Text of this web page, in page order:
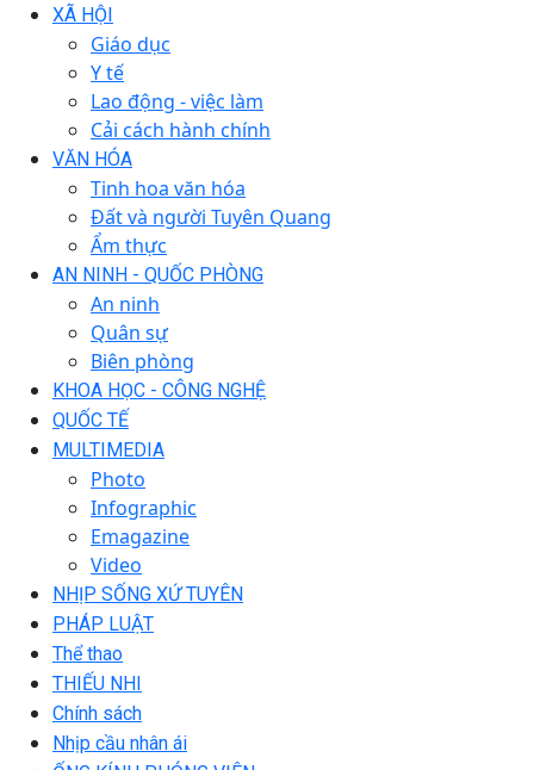
XÃ HỘI
Giáo dục
Y tế
Lao động - việc làm
Cải cách hành chính
VĂN HÓA
Tinh hoa văn hóa
Đất và người Tuyên Quang
Ẩm thực
AN NINH - QUỐC PHÒNG
An ninh
Quân sự
Biên phòng
KHOA HỌC - CÔNG NGHỆ
QUỐC TẾ
MULTIMEDIA
Photo
Infographic
Emagazine
Video
NHỊP SỐNG XỨ TUYÊN
PHÁP LUẬT
Thể thao
THIẾU NHI
Chính sách
Nhịp cầu nhân ái